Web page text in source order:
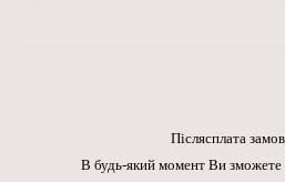
Післясплата
В будь-який момент Ви зможете